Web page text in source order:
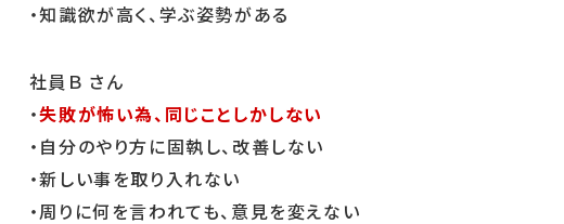
・知識欲が高く、学ぶ姿勢がある
社員Ｂ さん
・失敗が怖い為、同じことしかしない
・自分のやり方に固執し、改善しない
・新しい事を取り入れない
・周りに何を言われても、意見を変えない